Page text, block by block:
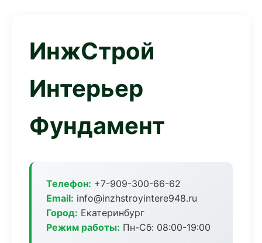
ИнжСтрой
Интерьер
Фундамент
Телефон: +7-909-300-66-62
Email: info@inzhstroyintere948.ru
Город: Екатеринбург
Режим работы: Пн-Сб: 08:00-19:00